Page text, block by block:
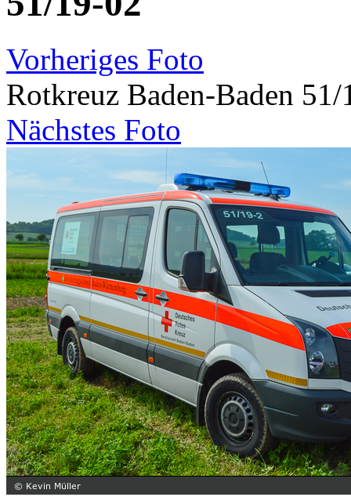
Vorheriges Foto
Rotkreuz Baden-Baden 51/
Nächstes Foto